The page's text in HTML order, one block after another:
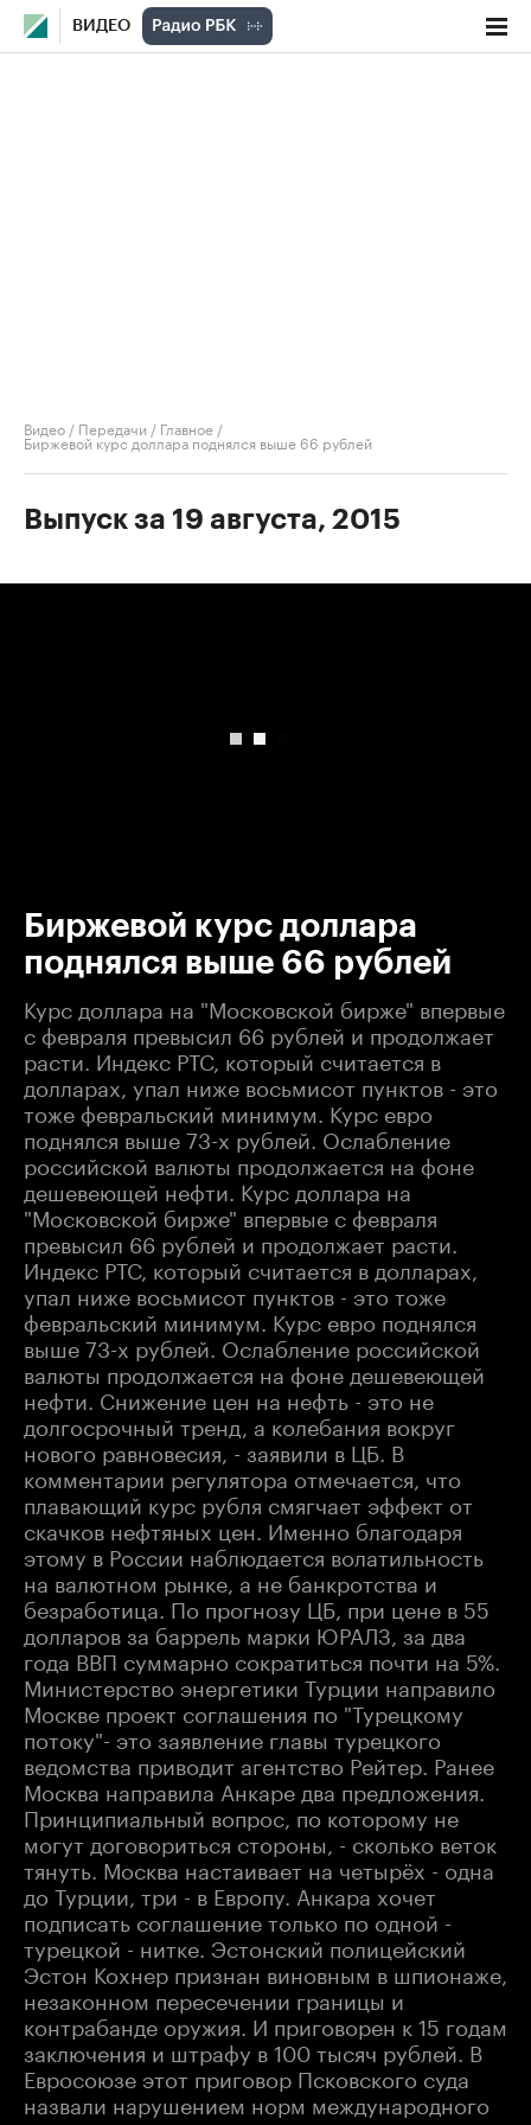
ВИДЕО
Видео / Передачи / Главное /
Биржевой курс доллара поднялся выше 66 рублей
Выпуск за 19 августа, 2015
Биржевой курс доллара
поднялся выше 66 рублей
Курс доллара на "Московской бирже" впервые
с февраля превысил 66 рублей и продолжает
расти. Индекс РТС, который считается в
долларах, упал ниже восьмисот пунктов - это
тоже февральский минимум. Курс евро
поднялся выше 73-х рублей. Ослабление
российской валюты продолжается на фоне
дешевеющей нефти. Курс доллара на
"Московской бирже" впервые с февраля
превысил 66 рублей и продолжает расти.
Индекс РТС, который считается в долларах,
упал ниже восьмисот пунктов - это тоже
февральский минимум. Курс евро поднялся
выше 73-х рублей. Ослабление российской
валюты продолжается на фоне дешевеющей
нефти. Снижение цен на нефть - это не
долгосрочный тренд, а колебания вокруг
нового равновесия, - заявили в ЦБ. В
комментарии регулятора отмечается, что
плавающий курс рубля смягчает эффект от
скачков нефтяных цен. Именно благодаря
этому в России наблюдается волатильность
на валютном рынке, а не банкротства и
безработица. По прогнозу ЦБ, при цене в 55
долларов за баррель марки ЮРАЛЗ, за два
года ВВП суммарно сократиться почти на 5%.
Министерство энергетики Турции направило
Москве проект соглашения по "Турецкому
потоку"- это заявление главы турецкого
ведомства приводит агентство Рейтер. Ранее
Москва направила Анкаре два предложения.
Принципиальный вопрос, по которому не
могут договориться стороны, - сколько веток
тянуть. Москва настаивает на четырёх - одна
до Турции, три - в Европу. Анкара хочет
подписать соглашение только по одной -
турецкой - нитке. Эстонский полицейский
Эстон Кохнер признан виновным в шпионаже,
незаконном пересечении границы и
контрабанде оружия. И приговорен к 15 годам
заключения и штрафу в 100 тысяч рублей. В
Евросоюзе этот приговор Псковского суда
назвали нарушением норм международного